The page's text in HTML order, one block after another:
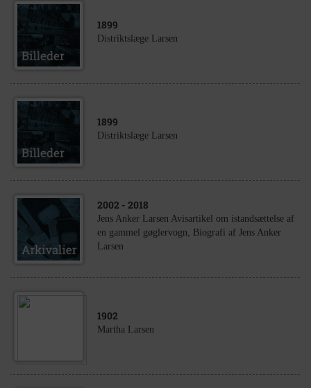
1899
Distriktslæge Larsen
1899
Distriktslæge Larsen
2002 - 2018
Jens Anker Larsen Avisartikel om istandsættelse af
en gammel gøglervogn, Biografi af Jens Anker
Larsen
1902
Martha Larsen